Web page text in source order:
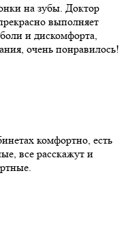
на зубы. Доктор
выполняет
и дискомфорта,
очень понравилось!
комфортно, есть
все расскажут и